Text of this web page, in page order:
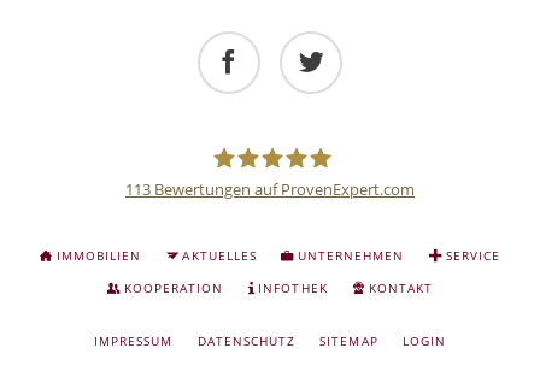
Anlage
und
113 Bewertungen auf ProvenExpert.com
NAVIGATION
IMMOBILIEN AKTUELLES UNTERNEHMEN
SERVICE
KOOPERATION
INFOTHEK KONTAKT
IMPRESSUM DATENSCHUTZ SITEMAP LOGIN